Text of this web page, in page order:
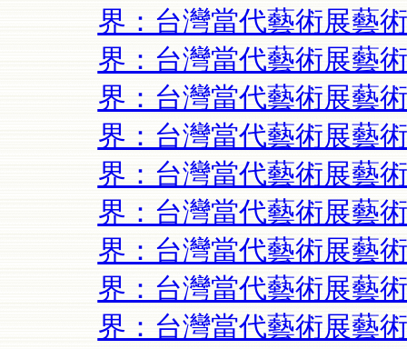
界：台灣當代藝術展藝
界：台灣當代藝術展藝
界：台灣當代藝術展藝
界：台灣當代藝術展藝
界：台灣當代藝術展藝
界：台灣當代藝術展藝
界：台灣當代藝術展藝
界：台灣當代藝術展藝
界：台灣當代藝術展藝